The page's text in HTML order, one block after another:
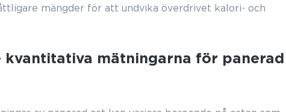
mängder för att undvika överdrivet kalori- och
kvantitativa mätningarna för panerad